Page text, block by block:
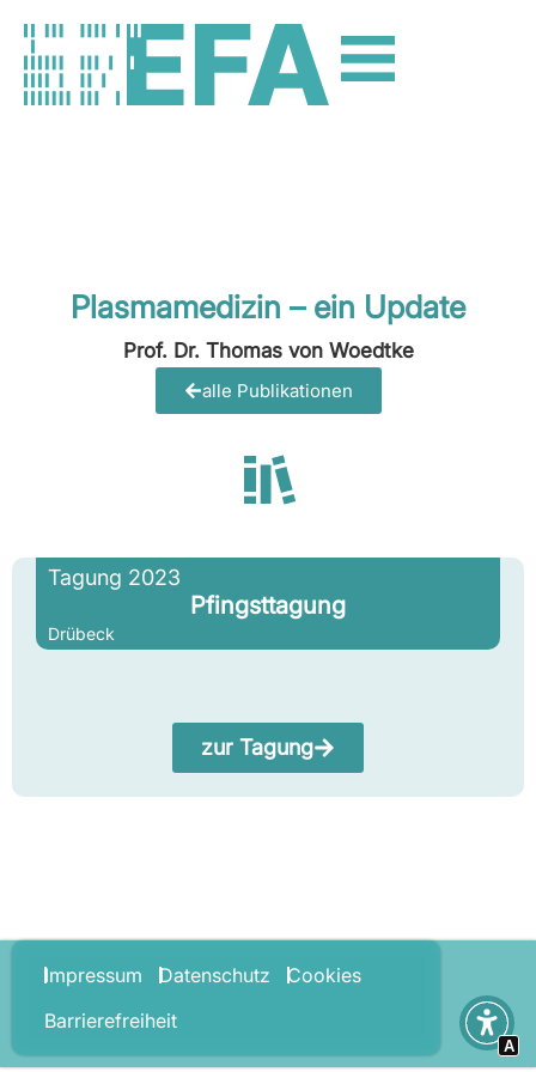
Plasmamedizin – ein Update
Prof. Dr. Thomas von Woedtke
alle Publikationen
Tagung 2023
Pfingsttagung
Drübeck
zur Tagung
Impressum Datenschutz
Cookies
Barrierefreiheit
A